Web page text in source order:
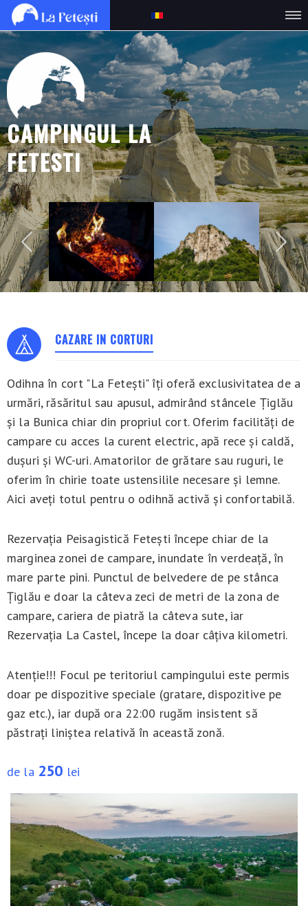
CAMPINGUL LA
FETESTI
CAZARE IN CORTURI
Odihna în cort "La Fetești" îți oferă exclusivitatea de a
urmări, răsăritul sau apusul, admirând stâncele Țiglău
și la Bunica chiar din propriul cort. Oferim facilități de
campare cu acces la curent electric, apă rece și caldă,
dușuri și WC-uri. Amatorilor de grătare sau ruguri, le
oferim în chirie toate ustensilile necesare și lemne.
Aici aveți totul pentru o odihnă activă și confortabilă.
Rezervația Peisagistică Fetești începe chiar de la
marginea zonei de campare, inundate în verdeață, în
mare parte pini. Punctul de belvedere de pe stânca
Țiglău e doar la câteva zeci de metri de la zona de
campare, cariera de piatră la câteva sute, iar
Rezervația La Castel, începe la doar câțiva kilometri.
Atenție!!! Focul pe teritoriul campingului este permis
doar pe dispozitive speciale (gratare, dispozitive pe
gaz etc.), iar după ora 22:00 rugăm insistent să
păstrați liniștea relativă în această zonă.
de la 250 lei